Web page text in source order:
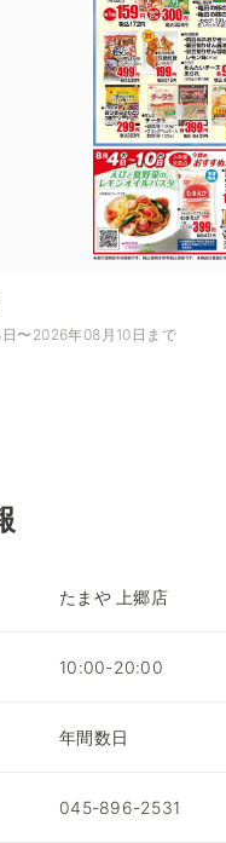
〜2026年08月10日まで
たまや 上郷店
10:00-20:00
年間数日
045-896-2531